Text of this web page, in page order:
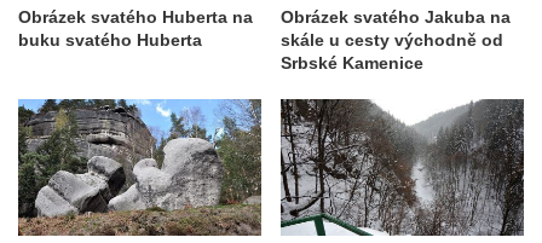
Pražská)
Skalní brána Lesní kaple
Vyhlídka Labská stráž
Růžová vyhlídka nad kaňonem Labe
Vyhlídky na trase Naučné stezky Větruše-
Vrkoč
Obrázek svatého Huberta na
buku svatého Huberta
Obrázek svatého Jakuba na
skále u cesty východně od
Srbské Kamenice